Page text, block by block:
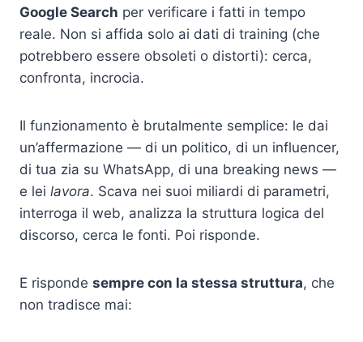
Google Search per verificare i fatti in tempo
reale. Non si affida solo ai dati di training (che
potrebbero essere obsoleti o distorti): cerca,
confronta, incrocia.
Il funzionamento è brutalmente semplice: le dai
un’affermazione — di un politico, di un influencer,
di tua zia su WhatsApp, di una breaking news —
e lei lavora. Scava nei suoi miliardi di parametri,
interroga il web, analizza la struttura logica del
discorso, cerca le fonti. Poi risponde.
E risponde sempre con la stessa struttura, che
non tradisce mai: